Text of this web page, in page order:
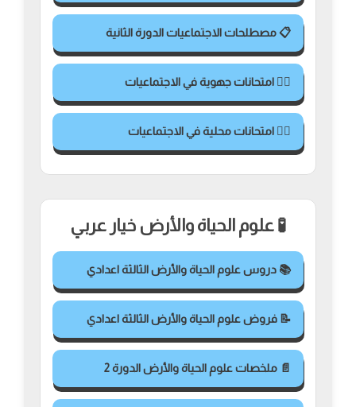
📋 مصطلحات الاجتماعيات الدورة الثانية
✍🏻 امتحانات جهوية في الاجتماعيات
✍🏻 امتحانات محلية في الاجتماعيات
🧪 علوم الحياة والأرض خيار عربي
📚 دروس علوم الحياة والأرض الثالثة اعدادي
📝 فروض علوم الحياة والأرض الثالثة اعدادي
📄 ملخصات علوم الحياة والأرض الدورة 2